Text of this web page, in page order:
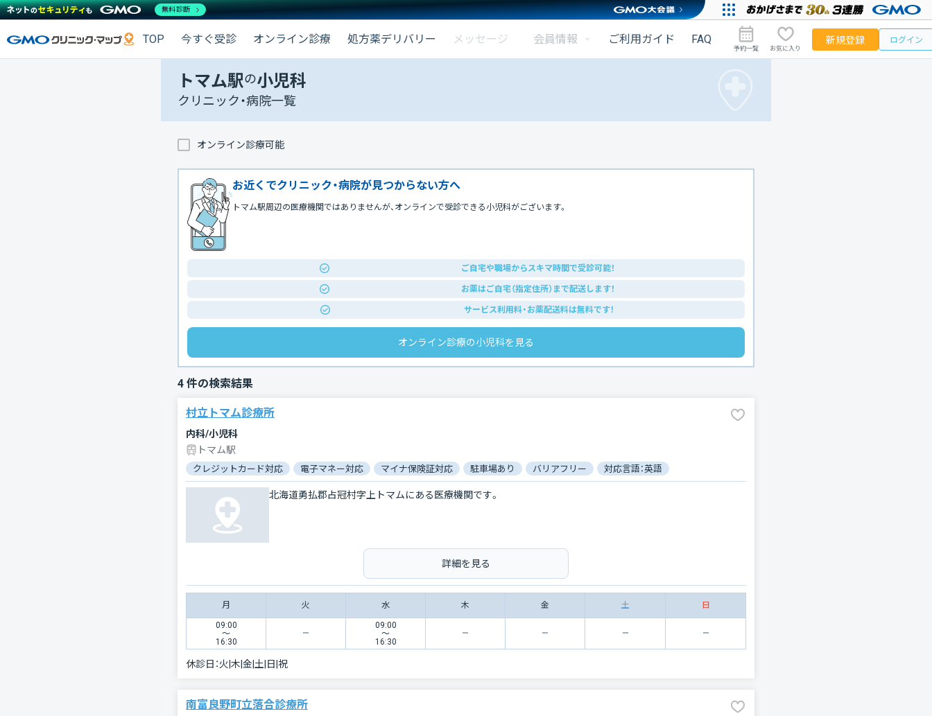
TOP 今すぐ受診 オンライン診療 処方薬デリバリー メッセージ 会員情報 ご利用ガイド FAQ
予約一覧 お気に入り
新規登録 ログイン
トマム駅の小児科
クリニック・病院一覧
オンライン診療可能
お近くでクリニック・病院が見つからない方へ
トマム駅周辺の医療機関ではありませんが、オンラインで受診できる小児科がございます。
ご自宅や職場からスキマ時間で受診可能！
お薬はご自宅（指定住所）まで配送します！
サービス利用料・お薬配送料は無料です！
オンライン診療の小児科を見る
4 件の検索結果
村立トマム診療所
内科/小児科
トマム駅
クレジットカード対応 電子マネー対応 マイナ保険証対応 駐車場あり バリアフリー 対応言語：英語
北海道勇払郡占冠村字上トマムにある医療機関です。
詳細を見る
月 火 水 木 金 土 日
09:00
〜
16:30
09:00
〜
16:30
休診日：火|木|金|土|日|祝
南富良野町立落合診療所
無料診断